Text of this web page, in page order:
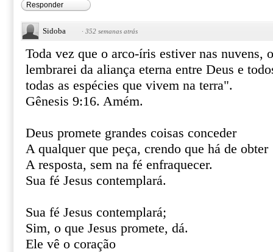
Responder
Sidoba · 352 semanas atrás
Toda vez que o arco-íris estiver nas nuvens,
lembra­rei da aliança eterna entre Deus e
todas as espécies que vivem na terra".
Gênesis 9:16. Amém.
Deus promete grandes coisas conceder
A qualquer que peça, crendo que há de obter
A resposta, sem na fé enfraquecer.
Sua fé Jesus contemplará.
Sua fé Jesus contemplará;
Sim, o que Jesus promete, dá.
Ele vê o coração